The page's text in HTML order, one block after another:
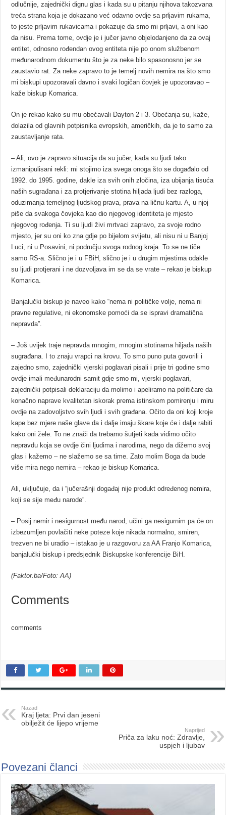
odlučnije, zajednički dignu glas i kada su u pitanju njihova takozvana
treća strana koja je dokazano već odavno ovdje sa prljavim rukama,
to jeste prljavim rukavicama i pokazuje da smo mi prljavi, a oni kao
da nisu. Prema tome, ovdje je i jučer javno objelodanjeno da za ovaj
entitet, odnosno rođendan ovog entiteta nije po onom službenom
međunarodnom dokumentu što je za neke bilo spasonosno jer se
zaustavio rat. Za neke zapravo to je temelj novih nemira na što smo
mi biskupi upozoravali davno i svaki logičan čovjek je upozoravao –
kaže biskup Komarica.
On je rekao kako su mu obećavali Dayton 2 i 3. Obećanja su, kaže,
dolazila od glavnih potpisnika evropskih, američkih, da je to samo za
zaustavljanje rata.
– Ali, ovo je zapravo situacija da su jučer, kada su ljudi tako
izmanipulisani rekli: mi stojimo iza svega onoga što se događalo od
1992. do 1995. godine, dakle iza svih onih zločina, iza ubijanja tisuća
naših sugrađana i za protjerivanje stotina hiljada ljudi bez razloga,
oduzimanja temeljnog ljudskog prava, prava na ličnu kartu. A, u njoj
piše da svakoga čovjeka kao dio njegovog identiteta je mjesto
njegovog rođenja. Ti su ljudi živi mrtvaci zapravo, za svoje rodno
mjesto, jer su oni ko zna gdje po bijelom svijetu, ali nisu ni u Banjoj
Luci, ni u Posavini, ni području svoga rodnog kraja. To se ne tiče
samo RS-a. Slično je i u FBiH, slično je i u drugim mjestima odakle
su ljudi protjerani i ne dozvoljava im se da se vrate – rekao je biskup
Komarica.
Banjalučki biskup je naveo kako “nema ni političke volje, nema ni
pravne regulative, ni ekonomske pomoći da se ispravi dramatična
nepravda”.
– Još uvijek traje nepravda mnogim, mnogim stotinama hiljada naših
sugrađana. I to znaju vrapci na krovu. To smo puno puta govorili i
zajedno smo, zajednički vjerski poglavari pisali i prije tri godine smo
ovdje imali međunarodni samit gdje smo mi, vjerski poglavari,
zajednički potpisali deklaraciju da molimo i apeliramo na političare da
konačno naprave kvalitetan iskorak prema istinskom pomirenju i miru
ovdje na zadovoljstvo svih ljudi i svih građana. Očito da oni koji kroje
kape bez mjere naše glave da i dalje imaju škare koje će i dalje rabiti
kako oni žele. To ne znači da trebamo šutjeti kada vidimo očito
nepravdu koja se ovdje čini ljudima i narodima, nego da dižemo svoj
glas i kažemo – ne slažemo se sa time. Zato molim Boga da bude
više mira nego nemira – rekao je biskup Komarica.
Ali, uključuje, da i “jučerašnji događaj nije produkt određenog nemira,
koji se sije među narode”.
– Posij nemir i nesigurnost među narod, učini ga nesigurnim pa će on
izbezumljen povlačiti neke poteze koje nikada normalno, smiren,
trezven ne bi uradio – istakao je u razgovoru za AA Franjo Komarica,
banjalučki biskup i predsjednik Biskupske konferencije BiH.
(Faktor.ba/Foto: AA)
Comments
comments
Nazad
Kraj ljeta: Prvi dan jeseni
obilježit će lijepo vrijeme
Naprijed
Priča za laku noć: Zdravlje,
uspjeh i ljubav
Povezani članci